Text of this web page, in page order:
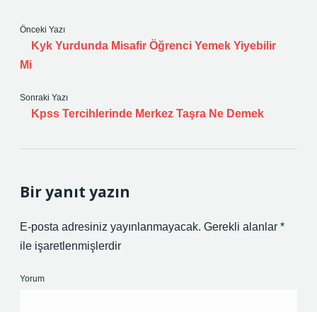
Önceki Yazı
Kyk Yurdunda Misafir Öğrenci Yemek Yiyebilir
Mi
Sonraki Yazı
Kpss Tercihlerinde Merkez Taşra Ne Demek
Bir yanıt yazın
E-posta adresiniz yayınlanmayacak. Gerekli alanlar *
ile işaretlenmişlerdir
Yorum